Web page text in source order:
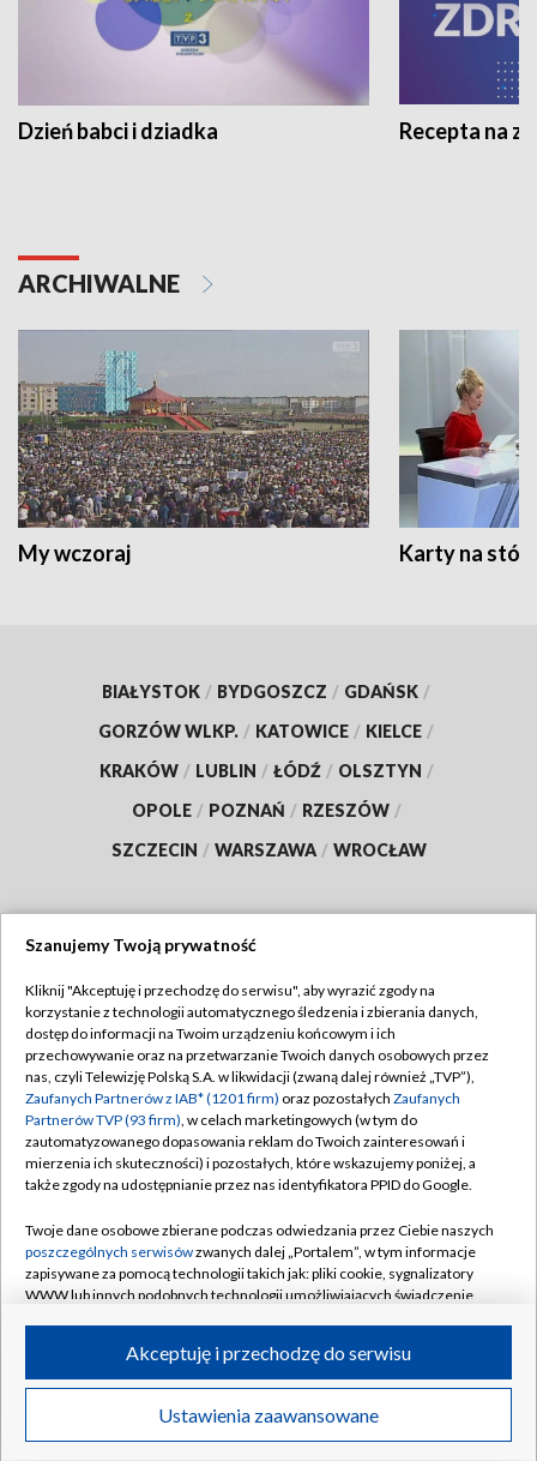
Dzień babci i dziadka Recepta na
ARCHIWALNE
My wczoraj Karty na
BIAŁYSTOK / BYDGOSZCZ / GDAŃSK /
GORZÓW WLKP. / KATOWICE / KIELCE /
KRAKÓW / LUBLIN / ŁÓDŹ / OLSZTYN /
OPOLE / POZNAŃ / RZESZÓW /
SZCZECIN / WARSZAWA / WROCŁAW
TVP
Abonament TVP
Emisja w TVP
Centrum informacji TVP
Naziemna Telewizja Cyfrowa
Rada Programowa
System NOS
Informacje o nadawcy
Program dla prasy
Ogłoszenie przetargowe
Regulamin TVP
Polityka prywatności
Moje zgody
Pomoc
Kontakt
Kanały
©2026 Telewizja Polska S.A. w likwidacji
Szanujemy Twoją prywatność
Kliknij "Akceptuję i przechodzę do serwisu", aby wyrazić zgody na
korzystanie z technologii automatycznego śledzenia i zbierania danych,
dostęp do informacji na Twoim urządzeniu końcowym i ich
przechowywanie oraz na przetwarzanie Twoich danych osobowych przez
nas, czyli Telewizję Polską S.A. w likwidacji (zwaną dalej również „TVP”),
Zaufanych Partnerów z IAB* (1201 firm) oraz pozostałych Zaufanych
Partnerów TVP (93 firm), w celach marketingowych (w tym do
zautomatyzowanego dopasowania reklam do Twoich zainteresowań i
mierzenia ich skuteczności) i pozostałych, które wskazujemy poniżej, a
także zgody na udostępnianie przez nas identyfikatora PPID do Google.
Twoje dane osobowe zbierane podczas odwiedzania przez Ciebie naszych
poszczególnych serwisówzwanych dalej „Portalem”, w tym informacje
zapisywane za pomocą technologii takich jak: pliki cookie, sygnalizatory
WWW lub innych podobnych technologii umożliwiających świadczenie
ruchu w Internecie.
Twoje dane osobowe zbierane podczas odwiedzania przez Ciebie
poszczególnych serwisówna Portalu, takie jak adresy IP, identyfikatory
Ustawienia zaawansowane
Akceptuję i przechodzę do serwisu